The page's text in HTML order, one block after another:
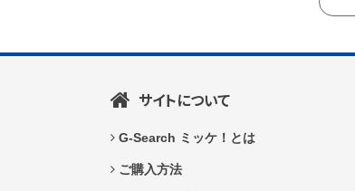
サイトについて
G-Search ミッケ！とは
ご購入方法